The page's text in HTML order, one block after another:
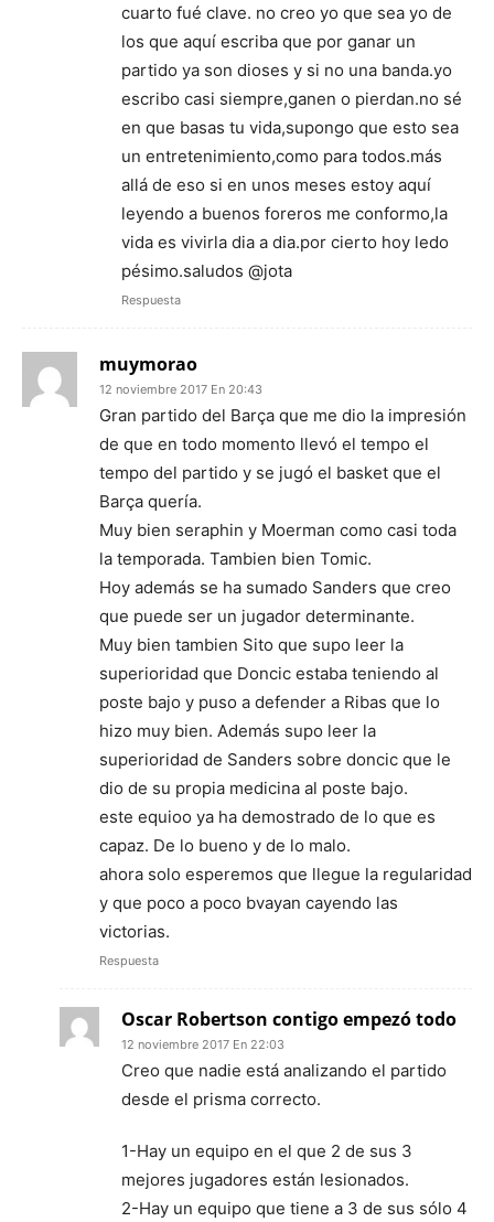
cuarto fué clave. no creo yo que sea yo de
los que aquí escriba que por ganar un
partido ya son dioses y si no una banda.yo
escribo casi siempre,ganen o pierdan.no sé
en que basas tu vida,supongo que esto sea
un entretenimiento,como para todos.más
allá de eso si en unos meses estoy aquí
leyendo a buenos foreros me conformo,la
vida es vivirla dia a dia.por cierto hoy ledo
pésimo.saludos @jota
Respuesta
muymorao
12 noviembre 2017 En 20:43
Gran partido del Barça que me dio la impresión
de que en todo momento llevó el tempo el
tempo del partido y se jugó el basket que el
Barça quería.
Muy bien seraphin y Moerman como casi toda
la temporada. Tambien bien Tomic.
Hoy además se ha sumado Sanders que creo
que puede ser un jugador determinante.
Muy bien tambien Sito que supo leer la
superioridad que Doncic estaba teniendo al
poste bajo y puso a defender a Ribas que lo
hizo muy bien. Además supo leer la
superioridad de Sanders sobre doncic que le
dio de su propia medicina al poste bajo.
este equioo ya ha demostrado de lo que es
capaz. De lo bueno y de lo malo.
ahora solo esperemos que llegue la regularidad
y que poco a poco bvayan cayendo las
victorias.
Respuesta
Oscar Robertson contigo empezó todo
12 noviembre 2017 En 22:03
Creo que nadie está analizando el partido
desde el prisma correcto.
1-Hay un equipo en el que 2 de sus 3
mejores jugadores están lesionados.
2-Hay un equipo que tiene a 3 de sus sólo 4